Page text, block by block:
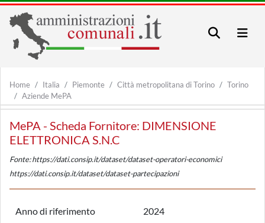
Home Italia Piemonte Città metropolitana di Torino
Torino
Aziende MePA
MePA - Scheda Fornitore: DIMENSIONE
ELETTRONICA S.N.C
Fonte: https://dati.consip.it/dataset/dataset-operatori-economici
https://dati.consip.it/dataset/dataset-partecipazioni
Anno di riferimento 2024